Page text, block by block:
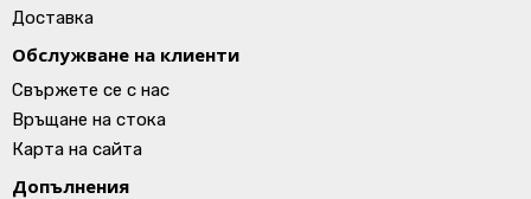
Доставка
Обслужване на клиенти
Свържете се с нас
Връщане на стока
Карта на сайта
Допълнения